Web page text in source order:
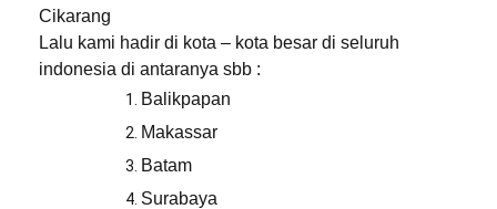
Cikarang
Lalu kami hadir di kota – kota besar di seluruh
indonesia di antaranya sbb :
Balikpapan
Makassar
Batam
Surabaya